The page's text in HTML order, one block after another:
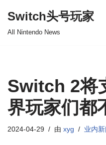
Switch头号玩家
All Nintendo News
Switch 2将
界玩家们都
2024-04-29 由 xyg 业内